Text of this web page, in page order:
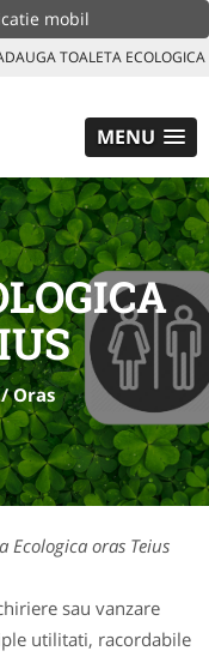
mobil
TOALETA ECOLOGICA
MENU
Oras
Ecologica oras Teius
sau vanzare
utilitati, racordabile